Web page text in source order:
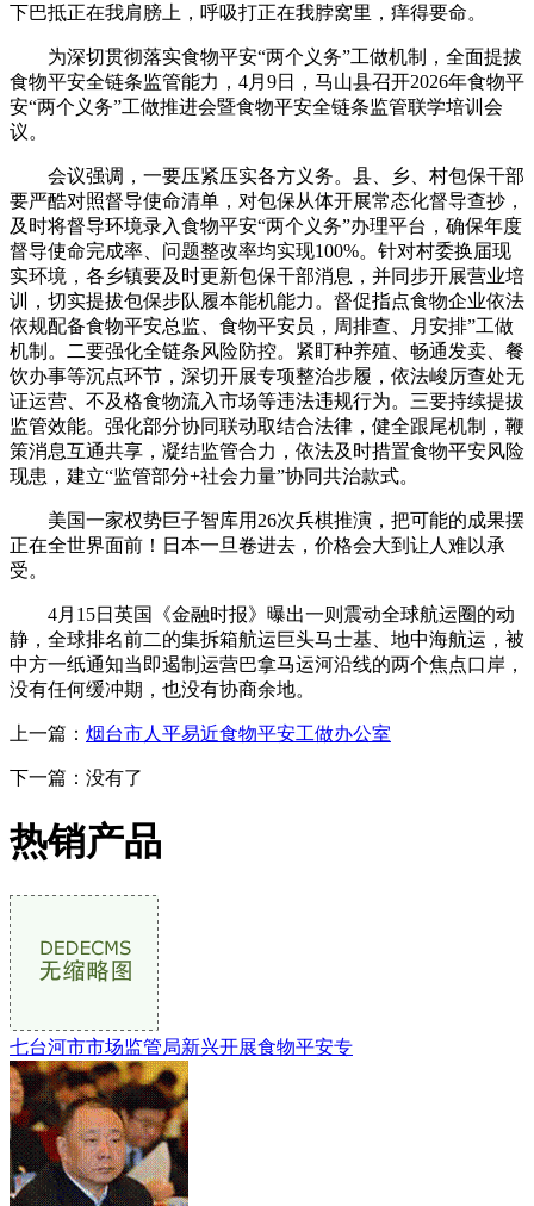
下巴抵正在我肩膀上，呼吸打正在我脖窝里，痒得要命。
为深切贯彻落实食物平安“两个义务”工做机制，全面提拔
食物平安全链条监管能力，4月9日，马山县召开2026年食物平
安“两个义务”工做推进会暨食物平安全链条监管联学培训会
议。
会议强调，一要压紧压实各方义务。县、乡、村包保干部
要严酷对照督导使命清单，对包保从体开展常态化督导查抄，
及时将督导环境录入食物平安“两个义务”办理平台，确保年度
督导使命完成率、问题整改率均实现100%。针对村委换届现
实环境，各乡镇要及时更新包保干部消息，并同步开展营业培
训，切实提拔包保步队履本能机能力。督促指点食物企业依法
依规配备食物平安总监、食物平安员，周排查、月安排”工做
机制。二要强化全链条风险防控。紧盯种养殖、畅通发卖、餐
饮办事等沉点环节，深切开展专项整治步履，依法峻厉查处无
证运营、不及格食物流入市场等违法违规行为。三要持续提拔
监管效能。强化部分协同联动取结合法律，健全跟尾机制，鞭
策消息互通共享，凝结监管合力，依法及时措置食物平安风险
现患，建立“监管部分+社会力量”协同共治款式。
美国一家权势巨子智库用26次兵棋推演，把可能的成果摆
正在全世界面前！日本一旦卷进去，价格会大到让人难以承
受。
4月15日英国《金融时报》曝出一则震动全球航运圈的动
静，全球排名前二的集拆箱航运巨头马士基、地中海航运，被
中方一纸通知当即遏制运营巴拿马运河沿线的两个焦点口岸，
没有任何缓冲期，也没有协商余地。
上一篇： 烟台市人平易近食物平安工做办公室
下一篇：没有了
热销产品
七台河市市场监管局新兴开展食物平安专